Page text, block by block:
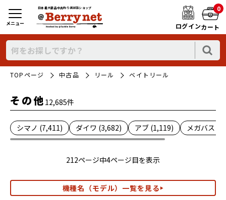
日本最大新品中古釣り具WEBショップ
ログイン
0
カート
メニュー
TOPページ 中古品 リール ベイトリール
その他 12,685件
シマノ (7,411) ダイワ (3,682) アブ (1,119) メガバス (1)
212ページ中4ページ目を表示
機種名（モデル）一覧を見る